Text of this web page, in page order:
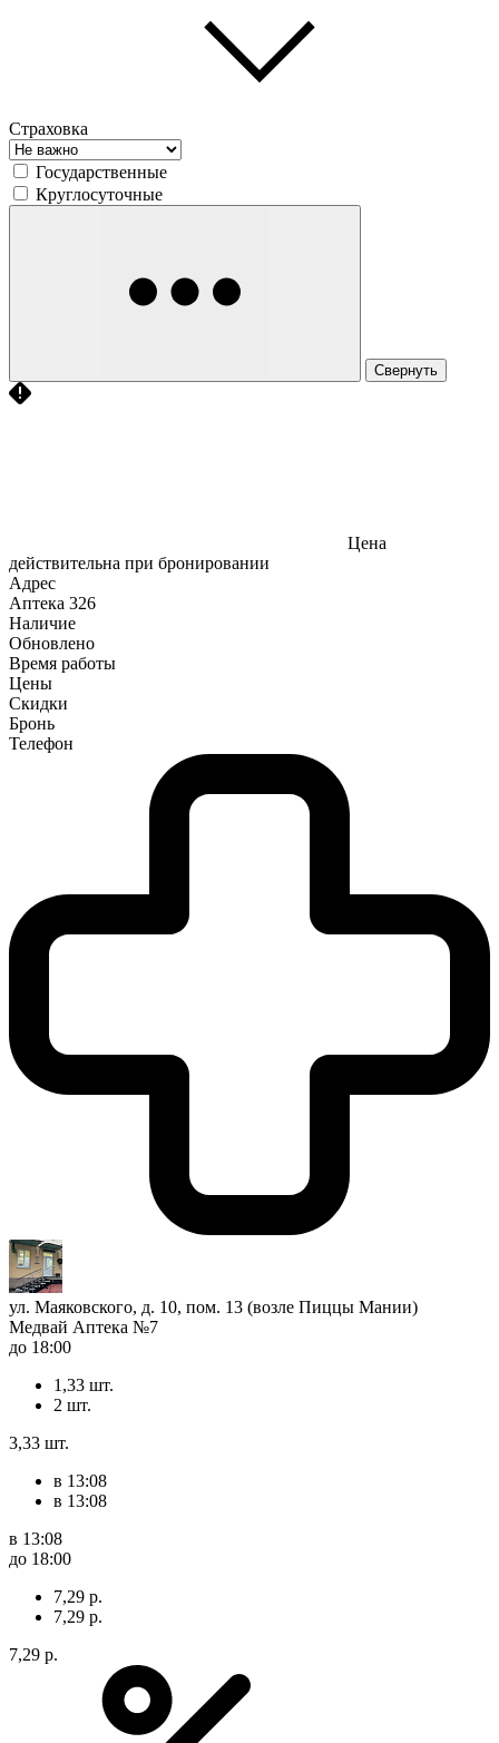
Страховка
Государственные
Круглосуточные
Свернуть
Цена
действительна при бронировании
Адрес
Аптека 326
Наличие
Обновлено
Время работы
Цены
Скидки
Бронь
Телефон
ул. Маяковского, д. 10, пом. 13 (возле Пиццы Мании)
Медвай Аптека №7
до 18:00
1,33 шт.
2 шт.
3,33 шт.
в 13:08
в 13:08
в 13:08
до 18:00
7,29 р.
7,29 р.
7,29 р.